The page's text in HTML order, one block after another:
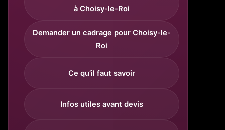
à Choisy-le-Roi
Demander un cadrage pour Choisy-le-
Roi
Ce qu’il faut savoir
Infos utiles avant devis